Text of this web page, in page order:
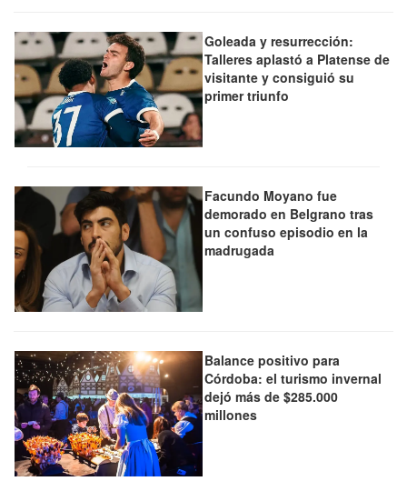
Goleada y resurrección:
Talleres aplastó a Platense de
visitante y consiguió su
primer triunfo
Facundo Moyano fue
demorado en Belgrano tras
un confuso episodio en la
madrugada
Balance positivo para
Córdoba: el turismo invernal
dejó más de $285.000
millones